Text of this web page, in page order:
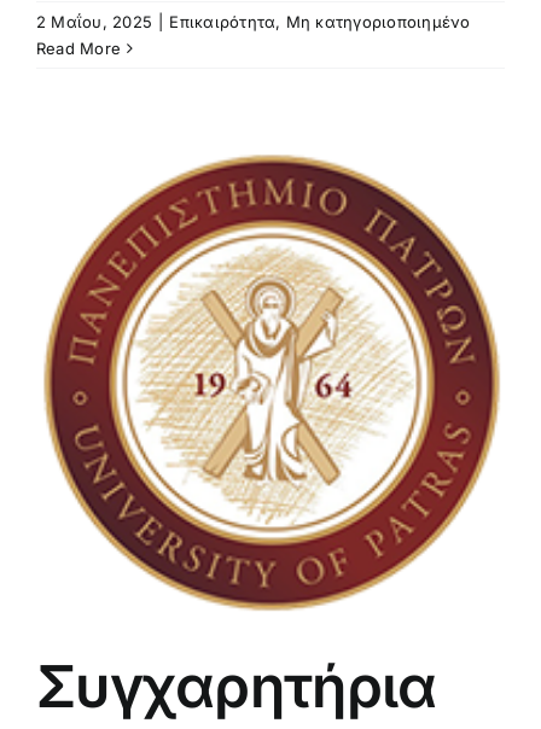
2 Μαΐου, 2025 Επικαιρότητα, Μη κατηγοριοποιημένο
Read More
Συγχαρητήρια